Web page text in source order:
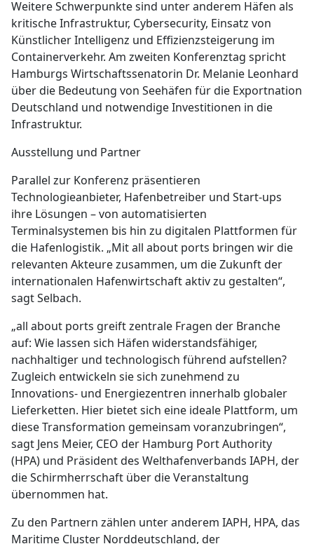
Weitere Schwerpunkte sind unter anderem Häfen als
kritische Infrastruktur, Cybersecurity, Einsatz von
Künstlicher Intelligenz und Effizienzsteigerung im
Containerverkehr. Am zweiten Konferenztag spricht
Hamburgs Wirtschaftssenatorin Dr. Melanie Leonhard
über die Bedeutung von Seehäfen für die Exportnation
Deutschland und notwendige Investitionen in die
Infrastruktur.
Ausstellung und Partner
Parallel zur Konferenz präsentieren
Technologieanbieter, Hafenbetreiber und Start-ups
ihre Lösungen – von automatisierten
Terminalsystemen bis hin zu digitalen Plattformen für
die Hafenlogistik. „Mit all about ports bringen wir die
relevanten Akteure zusammen, um die Zukunft der
internationalen Hafenwirtschaft aktiv zu gestalten“,
sagt Selbach.
„all about ports greift zentrale Fragen der Branche
auf: Wie lassen sich Häfen widerstandsfähiger,
nachhaltiger und technologisch führend aufstellen?
Zugleich entwickeln sie sich zunehmend zu
Innovations- und Energiezentren innerhalb globaler
Lieferketten. Hier bietet sich eine ideale Plattform, um
diese Transformation gemeinsam voranzubringen“,
sagt Jens Meier, CEO der Hamburg Port Authority
(HPA) und Präsident des Welthafenverbands IAPH, der
die Schirmherrschaft über die Veranstaltung
übernommen hat.
Zu den Partnern zählen unter anderem IAPH, HPA, das
Maritime Cluster Norddeutschland, der